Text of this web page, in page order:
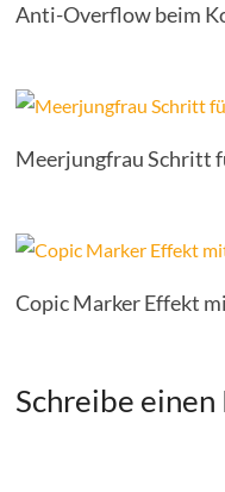
Anti-Overflow beim
Meerjungfrau Schritt
Copic Marker Effekt
Schreibe